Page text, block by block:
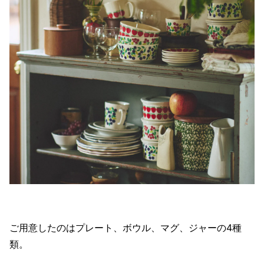
ご用意したのはプレート、ボウル、マグ、ジャーの4種
類。